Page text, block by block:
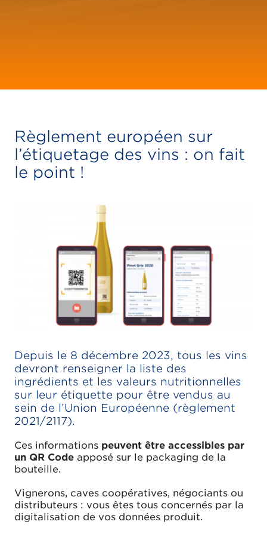
Règlement européen sur
l’étiquetage des vins : on fait
le point !
Depuis le 8 décembre 2023, tous les vins
devront renseigner la liste des
ingrédients et les valeurs nutritionnelles
sur leur étiquette pour être vendus au
sein de l’Union Européenne (règlement
2021/2117).
Ces informations peuvent être accessibles par
un QR Code apposé sur le packaging de la
bouteille.
Vignerons, caves coopératives, négociants ou
distributeurs : vous êtes tous concernés par la
digitalisation de vos données produit.